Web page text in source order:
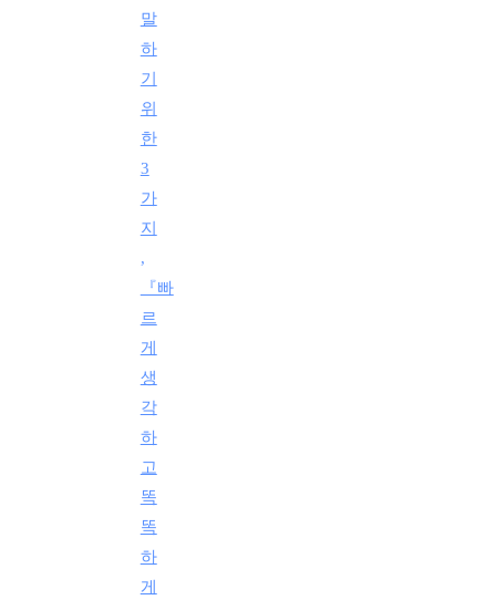
말
하
기
위
한
3
가
지
,
『빠
르
게
생
각
하
고
똑
똑
하
게